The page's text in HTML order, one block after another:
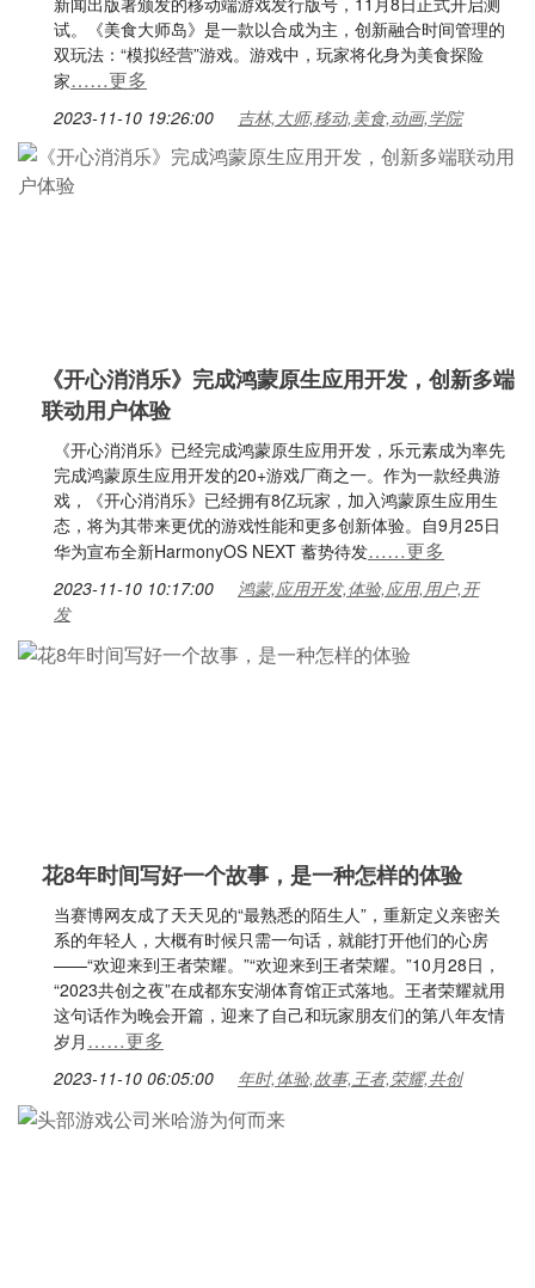
试。《美食大师岛》是一款以合成为主，创新融合时间管理的
双玩法：“模拟经营”游戏。游戏中，玩家将化身为美食探险
家……更多
2023-11-10 19:26:00 吉林,大师,移动,美食,动画,学院
《开心消消乐》完成鸿蒙原生应用开发，创新多端
联动用户体验
《开心消消乐》已经完成鸿蒙原生应用开发，乐元素成为率先
完成鸿蒙原生应用开发的20+游戏厂商之一。作为一款经典游
戏，《开心消消乐》已经拥有8亿玩家，加入鸿蒙原生应用生
态，将为其带来更优的游戏性能和更多创新体验。自9月25日
华为宣布全新HarmonyOS NEXT 蓄势待发……更多
2023-11-10 10:17:00
鸿蒙,应用开发,体验,应用,用户,开
发
花8年时间写好一个故事，是一种怎样的体验
当赛博网友成了天天见的“最熟悉的陌生人”，重新定义亲密关
系的年轻人，大概有时候只需一句话，就能打开他们的心房
——“欢迎来到王者荣耀。”“欢迎来到王者荣耀。”10月28日，
“2023共创之夜”在成都东安湖体育馆正式落地。王者荣耀就用
这句话作为晚会开篇，迎来了自己和玩家朋友们的第八年友情
岁月 ……更多
2023-11-10 06:05:00 年时,体验,故事,王者,荣耀,共创